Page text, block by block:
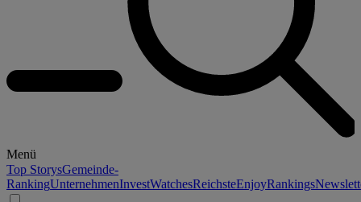
Menü
Top StorysGemeinde-
RankingUnternehmenInvestWatchesReichsteEnjoyRankings